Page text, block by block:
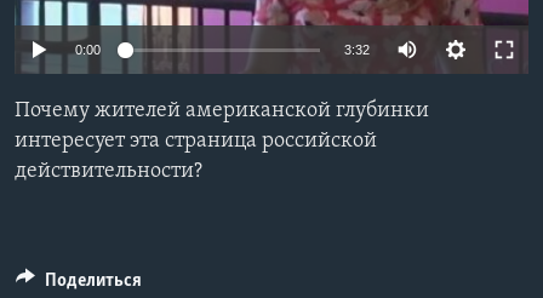
Learning English
СОЦИАЛЬНЫЕ СЕТИ
0:00 3:32
Почему жителей американской глубинки
интересует эта страница российской
действительности?
Поделиться